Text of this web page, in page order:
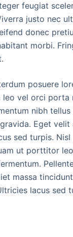
feugiat
justo nec
donec
morbi.
posuere
vel orci porta
nibh
Eget
sed turpis.
ut porttitor
massa
lacus sed